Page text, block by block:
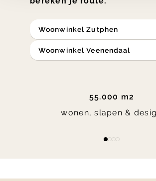
Woonwinkel Zutphen
Woonwinkel Veenendaal
55.000 m2
wonen, slapen &